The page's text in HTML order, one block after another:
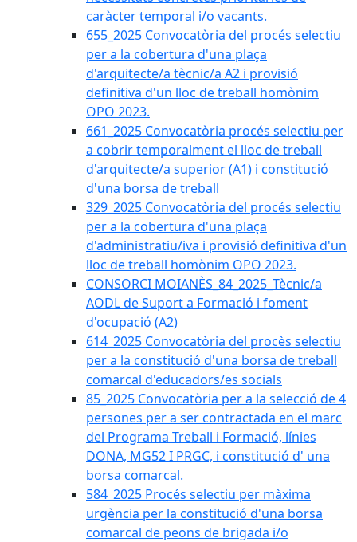
caràcter temporal i/o vacants.
655_2025 Convocatòria del procés selectiu
per a la cobertura d'una plaça
d'arquitecte/a tècnic/a A2 i provisió
definitiva d'un lloc de treball homònim
OPO 2023.
661_2025 Convocatòria procés selectiu per
a cobrir temporalment el lloc de treball
d'arquitecte/a superior (A1) i constitució
d'una borsa de treball
329_2025 Convocatòria del procés selectiu
per a la cobertura d'una plaça
d'administratiu/iva i provisió definitiva d'un
lloc de treball homònim OPO 2023.
CONSORCI MOIANÈS_84_2025_Tècnic/a
AODL de Suport a Formació i foment
d'ocupació (A2)
614_2025 Convocatòria del procès selectiu
per a la constitució d'una borsa de treball
comarcal d'educadors/es socials
85_2025 Convocatòria per a la selecció de 4
persones per a ser contractada en el marc
del Programa Treball i Formació, línies
DONA, MG52 I PRGC, i constitució d' una
borsa comarcal.
584_2025 Procés selectiu per màxima
urgència per la constitució d'una borsa
comarcal de peons de brigada i/o